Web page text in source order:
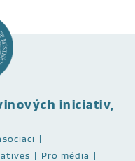
iniciativ,
Pro média